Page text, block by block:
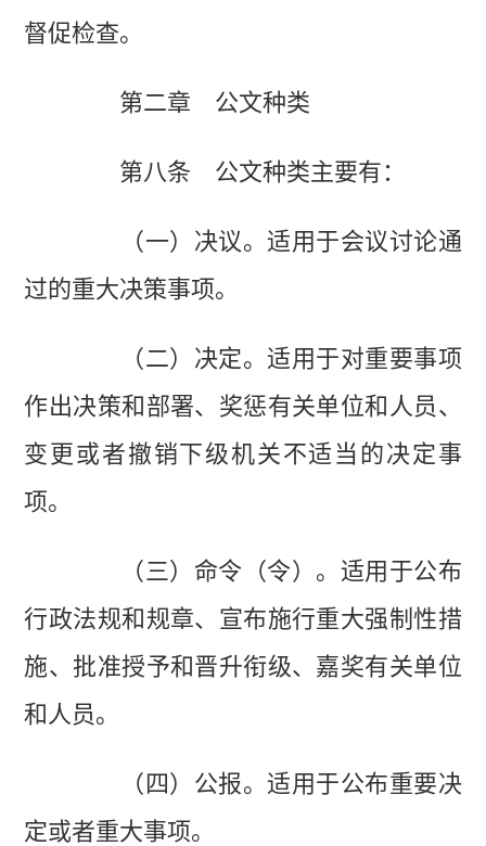
督促检查。
第二章 公文种类
第八条 公文种类主要有：
（一）决议。适用于会议讨论通
过的重大决策事项。
（二）决定。适用于对重要事项
作出决策和部署、奖惩有关单位和人员、
变更或者撤销下级机关不适当的决定事
项。
（三）命令（令）。适用于公布
行政法规和规章、宣布施行重大强制性措
施、批准授予和晋升衔级、嘉奖有关单位
和人员。
（四）公报。适用于公布重要决
定或者重大事项。